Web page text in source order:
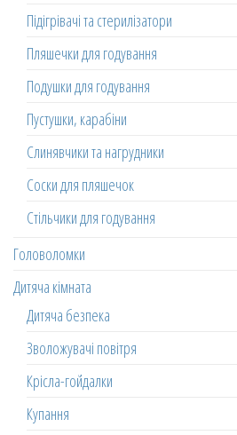
Підігрівачі та стерилізатори
Пляшечки для годування
Подушки для годування
Пустушки, карабіни
Слинявчики та нагрудники
Соски для пляшечок
Стільчики для годування
Головоломки
Дитяча кімната
Дитяча безпека
Зволожувачі повітря
Крісла-гойдалки
Купання